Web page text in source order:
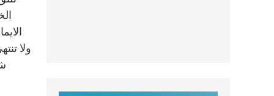
ولا